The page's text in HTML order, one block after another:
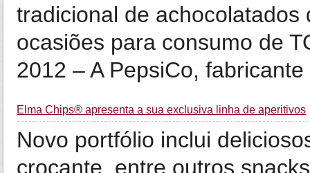
tradicional de
ocasiões para consumo de
2012 – A PepsiCo,
Elma Chips® apresenta a sua exclusiva linha de aperitivos
Novo portfólio inclui
crocante, entre outros